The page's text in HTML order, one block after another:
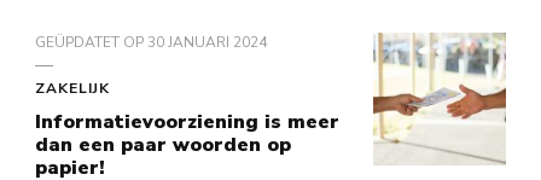
GEÜPDATET OP 30 JANUARI 2024
ZAKELIJK
Informatievoorziening is meer
dan een paar woorden op
papier!